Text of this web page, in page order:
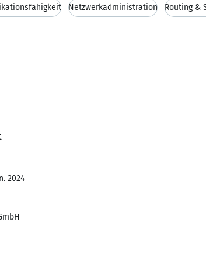
Netzwerkadministration Routing &
2024